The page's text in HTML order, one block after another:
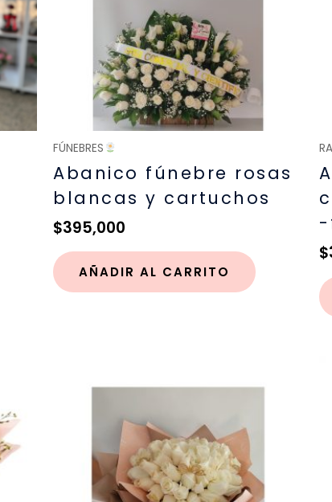
FÚNEBRES
Abanico fúnebre rosas
blancas y cartuchos
$395,000
AÑADIR AL CARRITO
$